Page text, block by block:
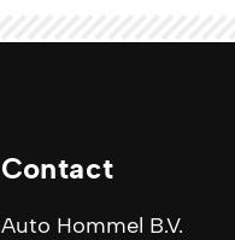
Contact
Auto Hommel B.V.